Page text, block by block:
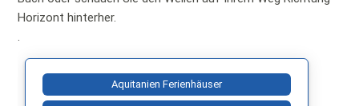
Horizont hinterher.
.
Aquitanien Ferienhäuser